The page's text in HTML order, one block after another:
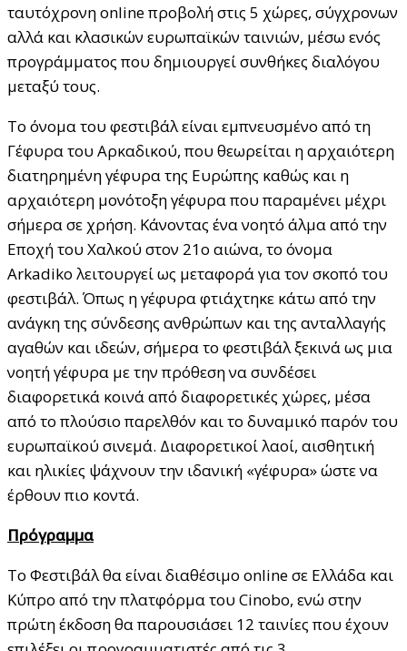
ταυτόχρονη online προβολή στις 5 χώρες, σύγχρονων
αλλά και κλασικών ευρωπαϊκών ταινιών, μέσω ενός
προγράμματος που δημιουργεί συνθήκες διαλόγου
μεταξύ τους.
Το όνομα του φεστιβάλ είναι εμπνευσμένο από τη
Γέφυρα του Αρκαδικού, που θεωρείται η αρχαιότερη
διατηρημένη γέφυρα της Ευρώπης καθώς και η
αρχαιότερη μονότοξη γέφυρα που παραμένει μέχρι
σήμερα σε χρήση. Κάνοντας ένα νοητό άλμα από την
Εποχή του Χαλκού στον 21ο αιώνα, το όνομα
Arkadiko λειτουργεί ως μεταφορά για τον σκοπό του
φεστιβάλ. Όπως η γέφυρα φτιάχτηκε κάτω από την
ανάγκη της σύνδεσης ανθρώπων και της ανταλλαγής
αγαθών και ιδεών, σήμερα το φεστιβάλ ξεκινά ως μια
νοητή γέφυρα με την πρόθεση να συνδέσει
διαφορετικά κοινά από διαφορετικές χώρες, μέσα
από το πλούσιο παρελθόν και το δυναμικό παρόν του
ευρωπαϊκού σινεμά. Διαφορετικοί λαοί, αισθητική
και ηλικίες ψάχνουν την ιδανική «γέφυρα» ώστε να
έρθουν πιο κοντά.
Πρόγραμμα
Το Φεστιβάλ θα είναι διαθέσιμο online σε Ελλάδα και
Κύπρο από την πλατφόρμα του Cinobo, ενώ στην
πρώτη έκδοση θα παρουσιάσει 12 ταινίες που έχουν